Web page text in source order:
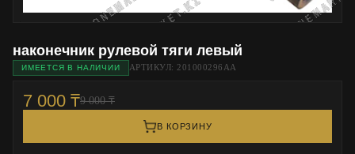
наконечник рулевой тяги левый
ИМЕЕТСЯ В НАЛИЧИИ АРТИКУЛ: 201000296AA
7 000 ₸9 000 ₸
В КОРЗИНУ